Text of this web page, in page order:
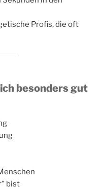
Profis, die oft
besonders gut
bist